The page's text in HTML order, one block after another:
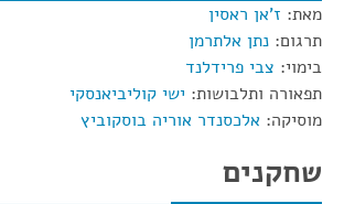
מאת: ז'אן ראסין
תרגום: נתן אלתרמן
בימוי: צבי פרידלנד
תפאורה ותלבושות: ישי קוליביאנסקי
מוסיקה: אלכסנדר אוריה בוסקוביץ
שחקנים